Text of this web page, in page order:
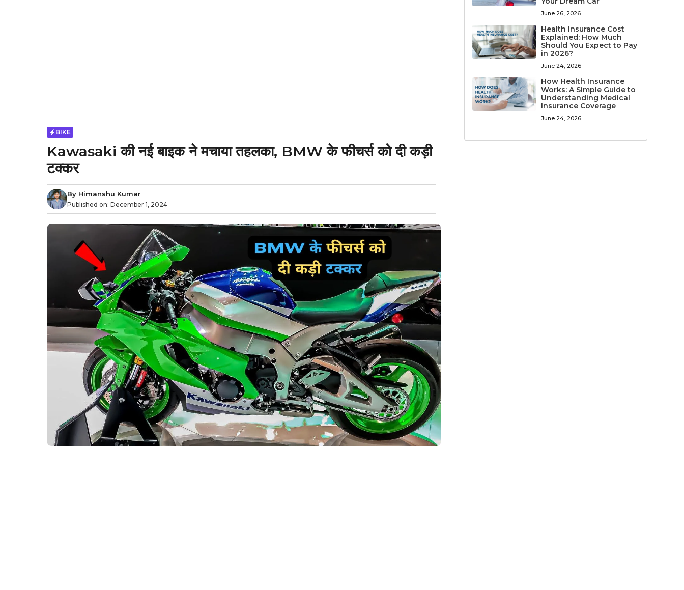
BIKE
Kawasaki की नई बाइक ने मचाया तहलका, BMW के फीचर्स को दी कड़ी
टक्कर
By Himanshu Kumar
Published on: December 1, 2024
June 26, 2026
Health Insurance Cost
Explained: How Much
Should You Expect to Pay
in 2026?
June 24, 2026
How Health Insurance
Works: A Simple Guide to
Understanding Medical
Insurance Coverage
June 24, 2026